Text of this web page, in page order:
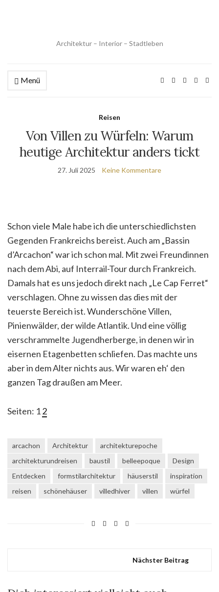
Architektur – Interior – Stadtleben
Menü
Reisen
Von Villen zu Würfeln: Warum
heutige Architektur anders tickt
27. Juli 2025 Keine Kommentare
Schon viele Male habe ich die unterschiedlichsten
Gegenden Frankreichs bereist. Auch am „Bassin
d’Arcachon“ war ich schon mal. Mit zwei Freundinnen
nach dem Abi, auf Interrail-Tour durch Frankreich.
Damals hat es uns jedoch direkt nach „Le Cap Ferret“
verschlagen. Ohne zu wissen das dies mit der
teuerste Bereich ist. Wunderschöne Villen,
Pinienwälder, der wilde Atlantik. Und eine völlig
verschrammelte Jugendherberge, in denen wir in
eisernen Etagenbetten schliefen. Das machte uns
aber in dem Alter nichts aus. Wir waren eh‘ den
ganzen Tag draußen am Meer.
Seiten: 12
arcachon Architektur
architekturepoche
architekturundreisen
baustil belleepoque
Design
Entdecken
formstilarchitektur häuserstil
inspiration
reisen
schönehäuser villedhiver villen würfel
Nächster Beitrag